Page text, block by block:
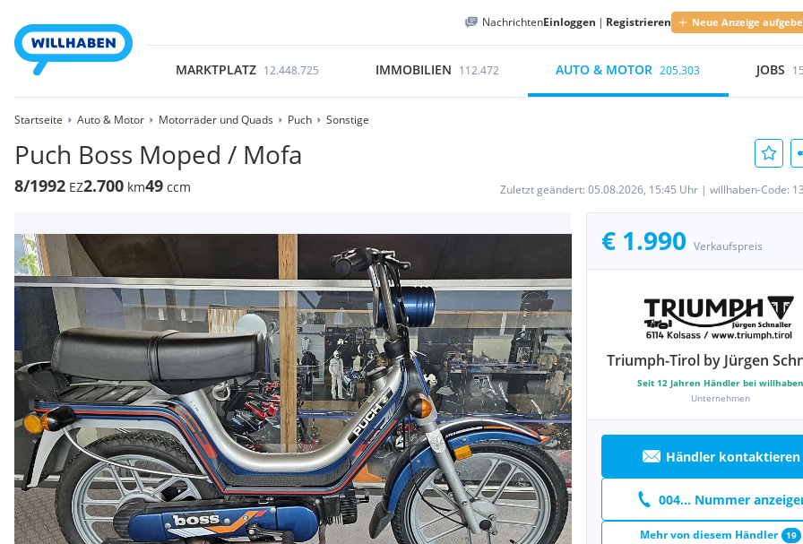
NachrichtenEinloggen | Registrieren Neue Anzeige
MARKTPLATZ 12.448.725 IMMOBILIEN 112.472 AUTO & MOTOR 205.303 JOBS
Startseite Auto & Motor Motorräder und Quads Puch Sonstige
Puch Boss Moped / Mofa
8/1992 EZ2.700 km49 ccm Zuletzt geändert: 05.08.2026, 15:45 Uhr | willhaben-Code:
€ 1.990 Verkaufspreis
Triumph-Tirol by Jürgen
Seit 12 Jahren Händler bei willhaben
Unternehmen
Händler kontaktieren
004... Nummer
Mehr von diesem Händler 19